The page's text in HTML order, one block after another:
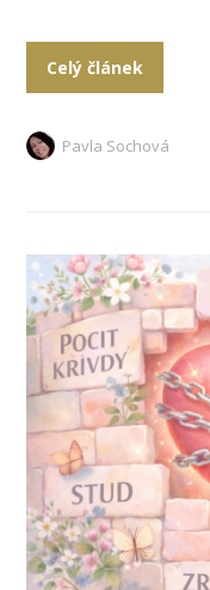
Celý článek
Pavla Sochová